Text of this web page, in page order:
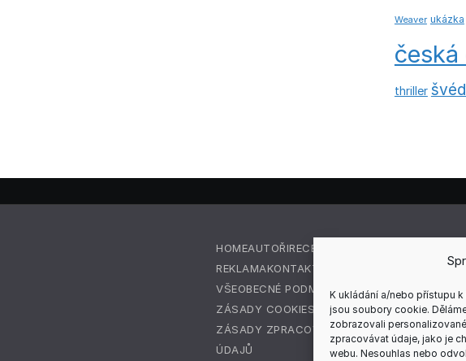
K ukládání a/nebo přístupu
jsou soubory cookie.
zobrazovali
zpracovávat údaje, jako je
webu. Nesouhlas nebo
Weaver ukázka
thriller
HOMEAUTOŘIRECENZE
REKLAMAKONTAKT
VŠEOBECNÉ PODMÍNKY
ZÁSADY COOKIES (EU)
ZÁSADY ZPRACOVÁNÍ OSOBNÍCH
ÚDAJŮ